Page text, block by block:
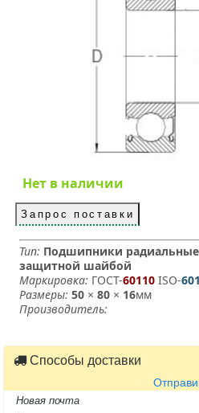
Нет в наличии
Запрос поставки
Тип: Подшипники
защитной шайбой
Маркировка: ГОСТ-60110 ­ ISO-
Размеры: 50 ×80 × 16мм
Производитель:
Способы доставки
Новая почта